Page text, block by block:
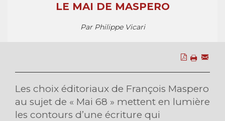
LE MAI DE MASPERO
Par Philippe Vicari
Les choix éditoriaux de François Maspero
au sujet de « Mai 68 » mettent en lumière
les contours d’une écriture qui